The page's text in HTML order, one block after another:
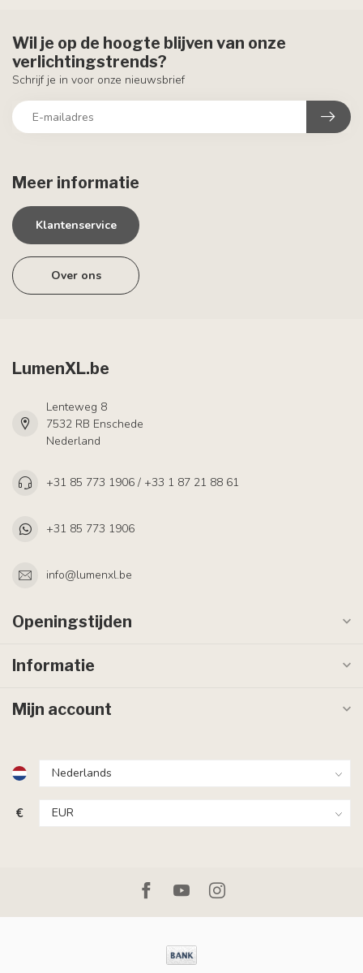
Meer informatie
Klantenservice
Over ons
Wil je op de hoogte blijven van onze
verlichtingstrends?
Schrijf je in voor onze nieuwsbrief
LumenXL.be
Lenteweg 8
7532 RB Enschede
Nederland
+31 85 773 1906 / +33 1 87 21 88 61
+31 85 773 1906
info@lumenxl.be
Openingstijden
Informatie
Mijn account
€